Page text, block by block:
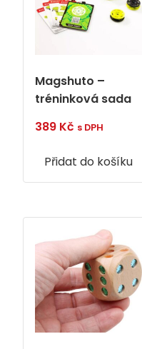
Magshuto –
tréninková sada
389 Kč s DPH
Přidat do košíku